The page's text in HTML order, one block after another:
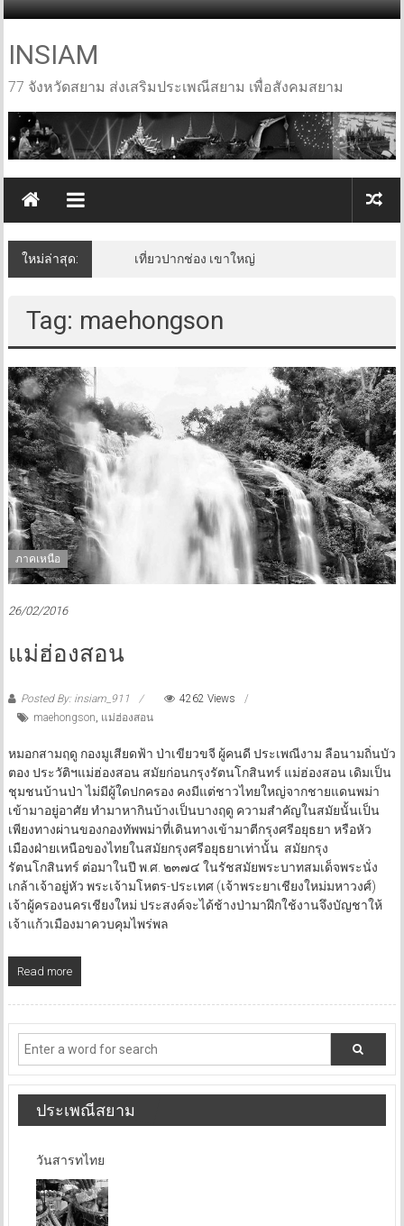
Skip
content
INSIAM
77 จังหวัดสยาม ส่งเสริมประเพณีสยาม เพื่อสังคมสยาม
ใหม่ล่าสุด: เที่ยวปากช่อง เขาใหญ่
Tag: maehongson
ภาคเหนือ
26/02/2016
แม่ฮ่องสอน
Posted By: insiam_911
4262 Views
maehongson, แม่ฮ่องสอน
หมอกสามฤดู กองมูเสียดฟ้า ป่าเขียวขจี ผู้คนดี ประเพณีงาม ลือนามถิ่นบัว
ตอง ประวัติฯแม่ฮ่องสอน สมัยก่อนกรุงรัตนโกสินทร์ แม่ฮ่องสอน เดิมเป็น
ชุมชนบ้านป่า ไม่มีผู้ใดปกครอง คงมีแต่ชาวไทยใหญ่จากชายแดนพม่า
เข้ามาอยู่อาศัย ทำมาหากินบ้างเป็นบางฤดู ความสำคัญในสมัยนั้นเป็น
เพียงทางผ่านของกองทัพพม่าที่เดินทางเข้ามาตีกรุงศรีอยุธยา หรือหัว
เมืองฝ่ายเหนือของไทยในสมัยกรุงศรีอยุธยาเท่านั้น สมัยกรุง
รัตนโกสินทร์ ต่อมาในปี พ.ศ. ๒๓๗๔ ในรัชสมัยพระบาทสมเด็จพระนั่ง
เกล้าเจ้าอยู่หัว พระเจ้ามโหตร-ประเทศ (เจ้าพระยาเชียงใหม่มหาวงศ์)
เจ้าผู้ครองนครเชียงใหม่ ประสงค์จะได้ช้างป่ามาฝึกใช้งานจึงบัญชาให้
เจ้าแก้วเมืองมาควบคุมไพร่พล
Read more
ประเพณีสยาม
วันสารทไทย